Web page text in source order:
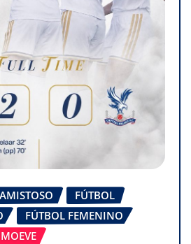
AMISTOSO
FÚTBOL
FÚTBOL FEMENINO